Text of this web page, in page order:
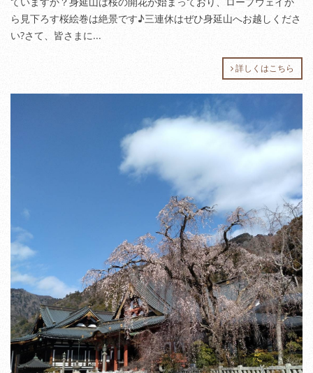
ら見下ろす桜絵巻は絶景です♪三連休はぜひ身延山へお越しくださ
い?さて、皆さまに...
詳しくはこちら